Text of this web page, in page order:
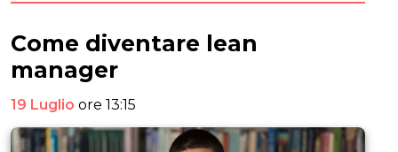
Come diventare lean
manager
19 Luglio ore 13:15